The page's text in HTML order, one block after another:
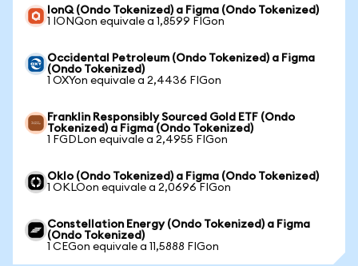
IonQ (Ondo Tokenized) a Figma (Ondo Tokenized)
1 IONQon equivale a 1,8599 FIGon
Occidental Petroleum (Ondo Tokenized) a Figma
(Ondo Tokenized)
1 OXYon equivale a 2,4436 FIGon
Franklin Responsibly Sourced Gold ETF (Ondo
Tokenized) a Figma (Ondo Tokenized)
1 FGDLon equivale a 2,4955 FIGon
Oklo (Ondo Tokenized) a Figma (Ondo Tokenized)
1 OKLOon equivale a 2,0696 FIGon
Constellation Energy (Ondo Tokenized) a Figma
(Ondo Tokenized)
1 CEGon equivale a 11,5888 FIGon